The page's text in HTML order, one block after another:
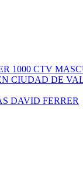
1000 CTV
CIUDAD DE
DAVID FERRER